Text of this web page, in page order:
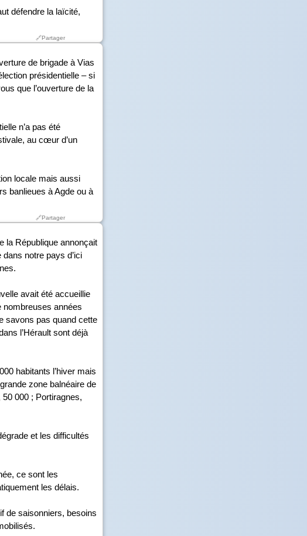
défendre la laïcité,
🔗Partager
de brigade à Vias
présidentielle – si
que l’ouverture de la
n’a pas été
au cœur d’un
locale mais aussi
banlieues à Agde ou à
🔗Partager
la République annonçait
notre pays d’ici
avait été accueillie
nombreuses années
savons pas quand cette
l’Hérault sont déjà
habitants l’hiver mais
zone balnéaire de
000 ; Portiragnes,
et les difficultés
ce sont les
les délais.
de saisonniers, besoins